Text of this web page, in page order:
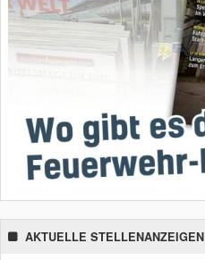
AKTUELLE STELLENANZEIGEN